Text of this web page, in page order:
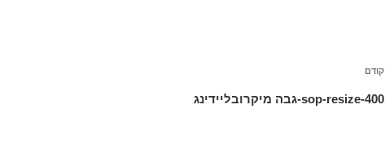
קודם
sop-resize-400-גבה מיקרובליידינג